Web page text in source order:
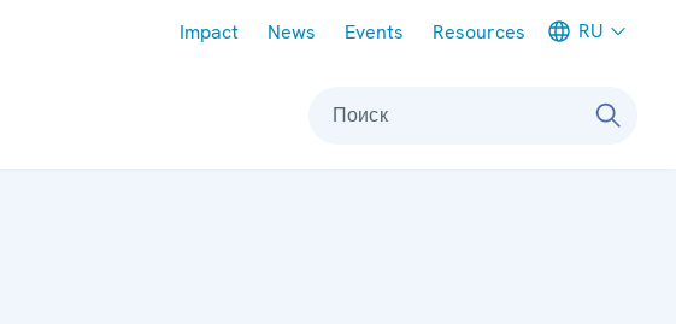
Impact News Events Resources RU
Поиск